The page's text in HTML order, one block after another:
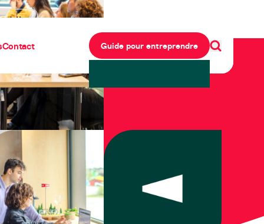
Contact Guide pour entreprendre